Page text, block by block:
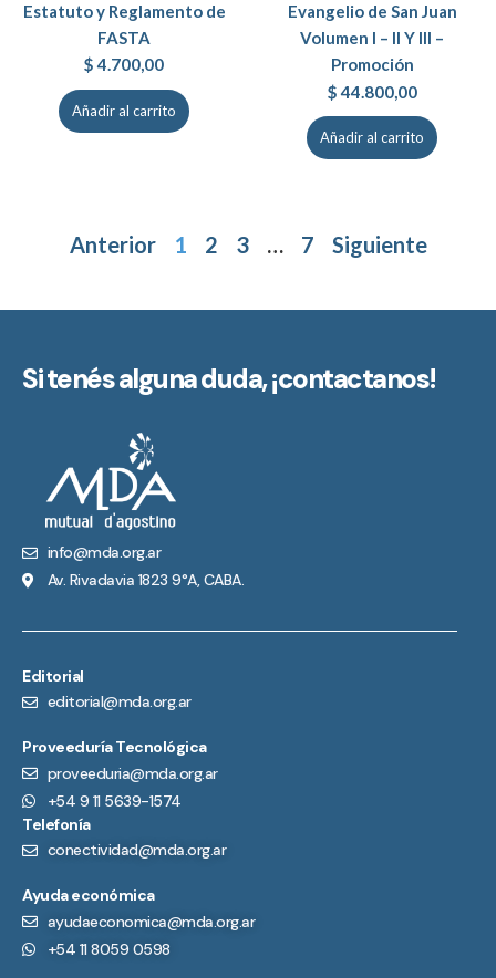
Estatuto y Reglamento de
FASTA
$4.700,00
Añadir al carrito
Evangelio de San Juan
Volumen I – II Y III –
Promoción
$44.800,00
Añadir al carrito
Anterior 1 2 3 … 7 Siguiente
Si tenés alguna duda,¡contactanos!
info@mda.org.ar
Av. Rivadavia 1823 9°A, CABA.
Editorial
editorial@mda.org.ar
Proveeduría Tecnológica
proveeduria@mda.org.ar
+54 9 11 5639-1574
Telefonía
conectividad@mda.org.ar
Ayuda económica
ayudaeconomica@mda.org.ar
+54 11 8059 0598